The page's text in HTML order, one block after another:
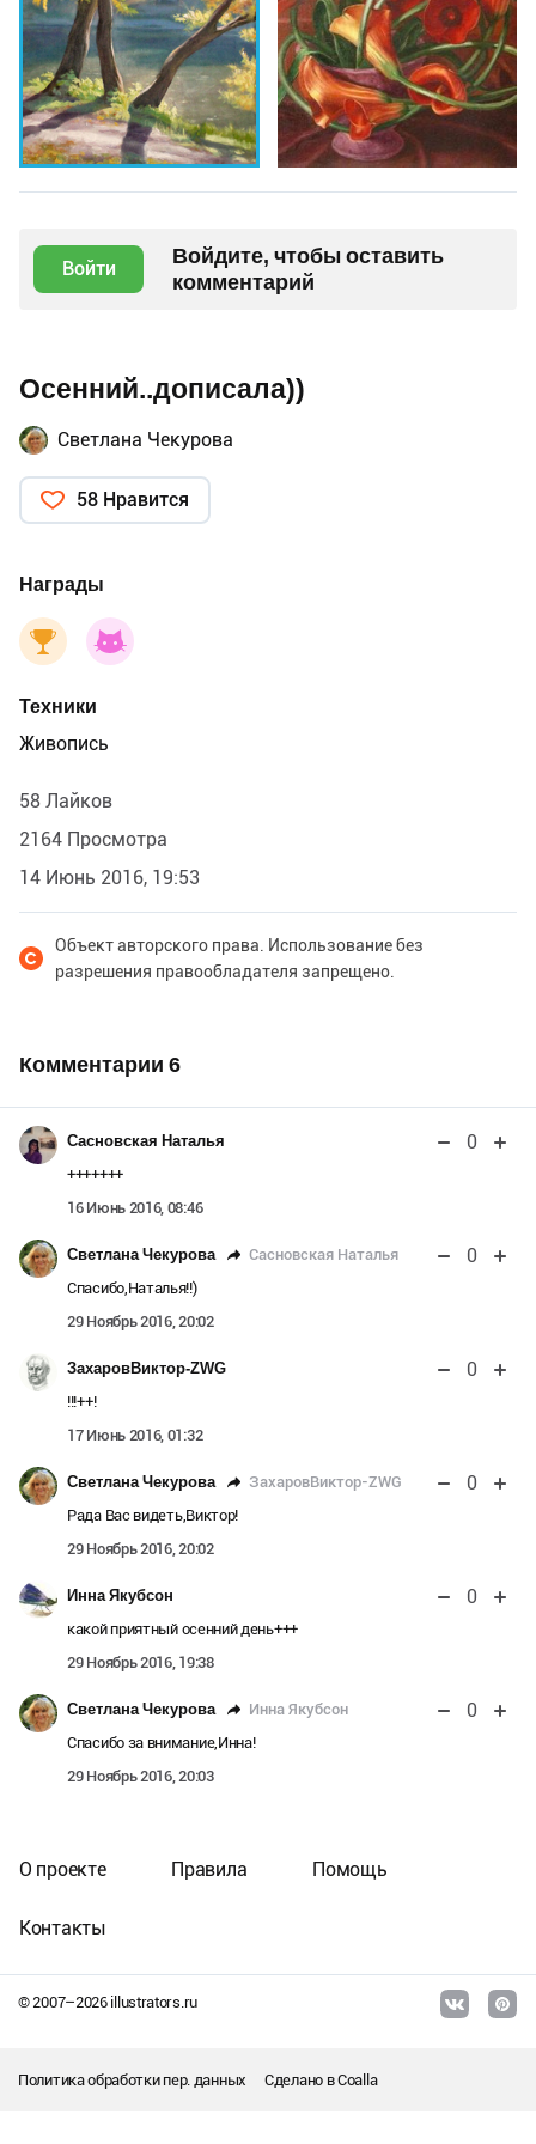
Войти
Войдите, чтобы оставить
комментарий
Осенний..дописала))
Светлана Чекурова
58 Нравится
Награды
Техники
Живопись
58 Лайков
2164 Просмотра
14 Июнь 2016, 19:53
Объект авторского права. Использование без
разрешения правообладателя запрещено.
Комментарии 6
Сасновская Наталья 0
+++++++
16 Июнь 2016, 08:46
Светлана Чекурова Сасновская Наталья 0
Спасибо,Наталья!!)
29 Ноябрь 2016, 20:02
ЗахаровВиктор-ZWG 0
!!!++!
17 Июнь 2016, 01:32
Светлана Чекурова ЗахаровВиктор-ZWG 0
Рада Вас видеть,Виктор!
29 Ноябрь 2016, 20:02
Инна Якубсон 0
какой приятный осенний день+++
29 Ноябрь 2016, 19:38
Светлана Чекурова Инна Якубсон 0
Спасибо за внимание,Инна!
29 Ноябрь 2016, 20:03
© 2007–2026illustrators.ru
О проекте Правила Помощь
Контакты
Политика обработки пер. данных Сделано вCoalla